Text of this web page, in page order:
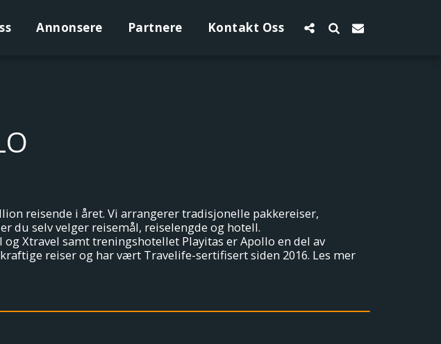
Annonsere Partnere Kontakt Oss
reisende i året. Vi arrangerer tradisjonelle pakkereiser,
du selv velger reisemål, reiselengde og hotell.
Xtravel samt treningshotellet Playitas er Apollo en del av
reiser og har vært Travelife-sertifisert siden 2016. Les mer